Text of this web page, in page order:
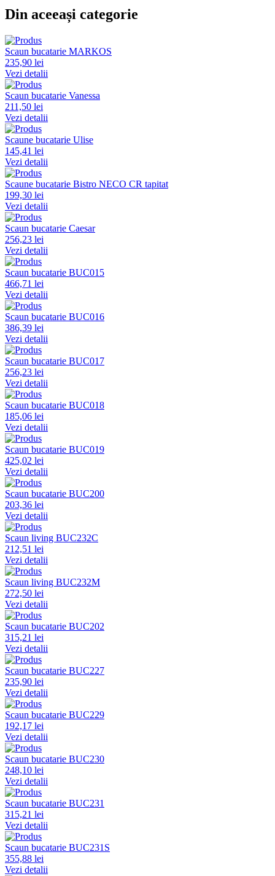
Din aceeași categorie
Scaun bucatarie MARKOS
235,90 lei
Vezi detalii
Scaun bucatarie Vanessa
211,50 lei
Vezi detalii
Scaune bucatarie Ulise
145,41 lei
Vezi detalii
Scaune bucatarie Bistro NECO CR tapitat
199,30 lei
Vezi detalii
Scaun bucatarie Caesar
256,23 lei
Vezi detalii
Scaun bucatarie BUC015
466,71 lei
Vezi detalii
Scaun bucatarie BUC016
386,39 lei
Vezi detalii
Scaun bucatarie BUC017
256,23 lei
Vezi detalii
Scaun bucatarie BUC018
185,06 lei
Vezi detalii
Scaun bucatarie BUC019
425,02 lei
Vezi detalii
Scaun bucatarie BUC200
203,36 lei
Vezi detalii
Scaun living BUC232C
212,51 lei
Vezi detalii
Scaun living BUC232M
272,50 lei
Vezi detalii
Scaun bucatarie BUC202
315,21 lei
Vezi detalii
Scaun bucatarie BUC227
235,90 lei
Vezi detalii
Scaun bucatarie BUC229
192,17 lei
Vezi detalii
Scaun bucatarie BUC230
248,10 lei
Vezi detalii
Scaun bucatarie BUC231
315,21 lei
Vezi detalii
Scaun bucatarie BUC231S
355,88 lei
Vezi detalii